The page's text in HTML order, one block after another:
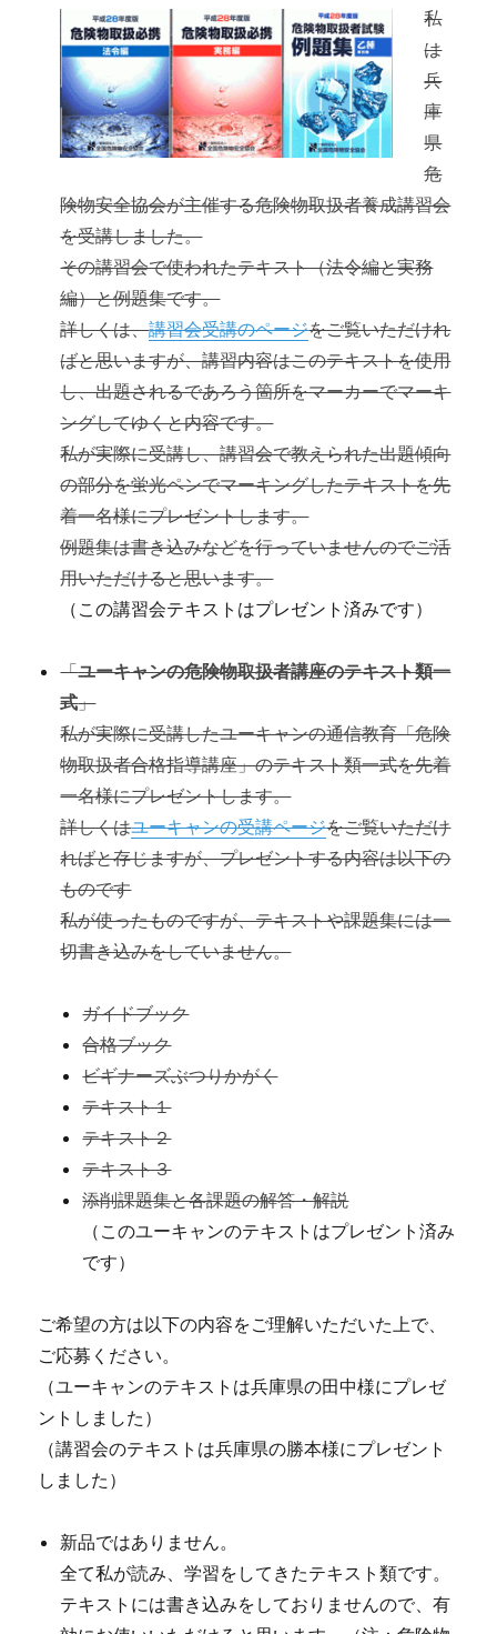
私
は
兵
庫
県
危
険物安全協会が主催する危険物取扱者養成講習会
を受講しました。
その講習会で使われたテキスト（法令編と実務
編）と例題集です。
詳しくは、講習会受講のページをご覧いただけれ
ばと思いますが、講習内容はこのテキストを使用
し、出題されるであろう箇所をマーカーでマーキ
ングしてゆくと内容です。
私が実際に受講し、講習会で教えられた出題傾向
の部分を蛍光ペンでマーキングしたテキストを先
着一名様にプレゼントします。
例題集は書き込みなどを行っていませんのでご活
用いただけると思います。
（この講習会テキストはプレゼント済みです）
「ユーキャンの危険物取扱者講座のテキスト類一
式」
私が実際に受講したユーキャンの通信教育「危険
物取扱者合格指導講座」のテキスト類一式を先着
一名様にプレゼントします。
詳しくはユーキャンの受講ページをご覧いただけ
ればと存じますが、プレゼントする内容は以下の
ものです
私が使ったものですが、テキストや課題集には一
切書き込みをしていません。
ガイドブック
合格ブック
ビギナーズぶつりかがく
テキスト１
テキスト２
テキスト３
添削課題集と各課題の解答・解説
（このユーキャンのテキストはプレゼント済み
です）
ご希望の方は以下の内容をご理解いただいた上で、
ご応募ください。
（ユーキャンのテキストは兵庫県の田中様にプレゼ
ントしました）
（講習会のテキストは兵庫県の勝本様にプレゼント
しました）
新品ではありません。
全て私が読み、学習をしてきたテキスト類です。
テキストには書き込みをしておりませんので、有